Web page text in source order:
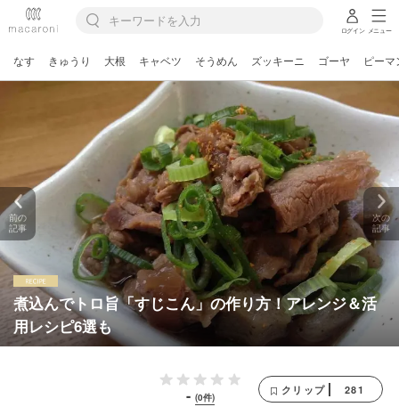
ログイン メニュー
なす きゅうり 大根 キャベツ そうめん ズッキーニ ゴーヤ ピーマ
煮込んでトロ旨「すじこん」の作り方！アレンジ＆活
用レシピ6選も
前の
記事
次の
記事
- (0件)
クリップ 281